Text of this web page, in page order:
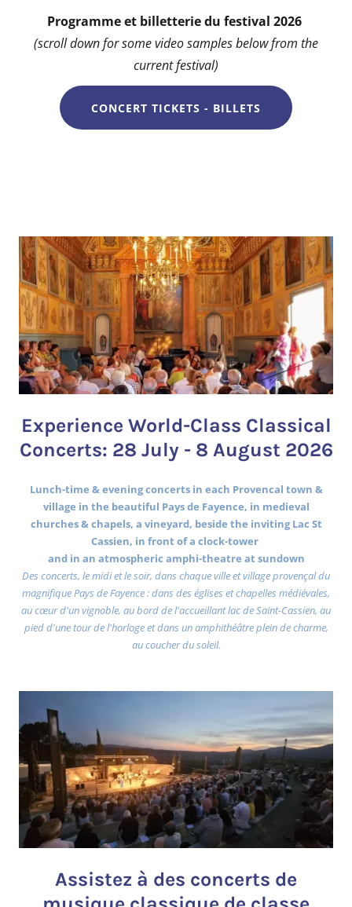
Programme et billetterie du festival 2026
(scroll down for some video samples below from the
current festival)
CONCERT TICKETS - BILLETS
Experience World-Class Classical
Concerts: 28 July - 8 August 2026
Lunch-time & evening concerts in each Provencal town &
village in the beautiful Pays de Fayence, in medieval
churches & chapels, a vineyard, beside the inviting Lac St
Cassien, in front of a clock-tower
and in an atmospheric amphi-theatre at sundown
Des concerts, le midi et le soir, dans chaque ville et village provençal du
magnifique Pays de Fayence : dans des églises et chapelles médiévales,
au cœur d'un vignoble, au bord de l'accueillant lac de Saint-Cassien, au
pied d'une tour de l'horloge et dans un amphithéâtre plein de charme,
au coucher du soleil.
Assistez à des concerts de